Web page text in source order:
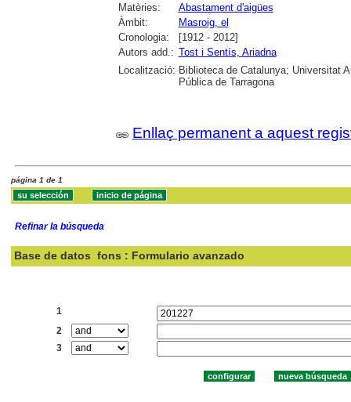
Matèries:
Abastament d'aigües
Àmbit:
Masroig, el
Cronologia:
[1912 - 2012]
Autors add.: Tost i Sentís, Ariadna
Localització: Biblioteca de Catalunya; Universitat
Pública de Tarragona
Enllaç permanent a aquest
página 1 de 1
Refinar la búsqueda
Base de datos fons : Formulario avanzado
1
2
3